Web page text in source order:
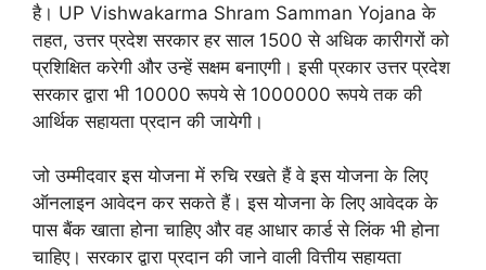
है। UP Vishwakarma Shram Samman Yojana के
तहत, उत्तर प्रदेश सरकार हर साल 1500 से अधिक कारीगरों को
प्रशिक्षित करेगी और उन्हें सक्षम बनाएगी। इसी प्रकार उत्तर प्रदेश
सरकार द्वारा भी 10000 रूपये से 1000000 रूपये तक की
आर्थिक सहायता प्रदान की जायेगी।
जो उम्मीदवार इस योजना में रुचि रखते हैं वे इस योजना के लिए
ऑनलाइन आवेदन कर सकते हैं। इस योजना के लिए आवेदक के
पास बैंक खाता होना चाहिए और वह आधार कार्ड से लिंक भी होना
चाहिए। सरकार द्वारा प्रदान की जाने वाली वित्तीय सहायता